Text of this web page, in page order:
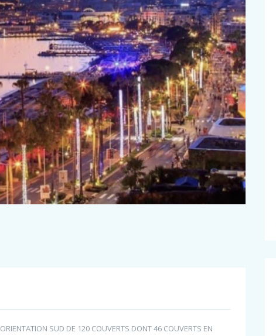
SUD DE 120 COUVERTS DONT 46 COUVERTS EN